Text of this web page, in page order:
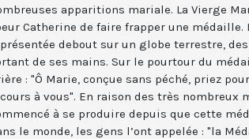
apparitions mariale. La Vierge
Catherine de faire frapper une médaille.
debout sur un globe terrestre,
de ses mains. Sur le pourtour du
: "Ô Marie, conçue sans péché, priez
à vous". En raison des très nombreux
à se produire depuis que cette
le monde, les gens l’ont appelée : "la